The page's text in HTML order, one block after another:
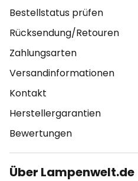
Bestellstatus prüfen
Rücksendung/Retouren
Zahlungsarten
Versandinformationen
Kontakt
Herstellergarantien
Bewertungen
Über Lampenwelt.de